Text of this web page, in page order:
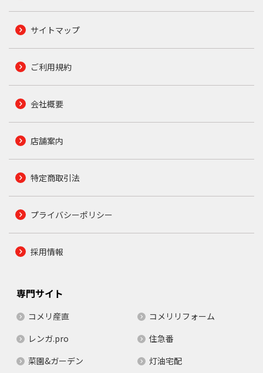
サイトマップ
ご利用規約
会社概要
店舗案内
特定商取引法
プライバシーポリシー
採用情報
専門サイト
コメリ産直
コメリリフォーム
レンガ.pro
住急番
菜園&ガーデン
灯油宅配